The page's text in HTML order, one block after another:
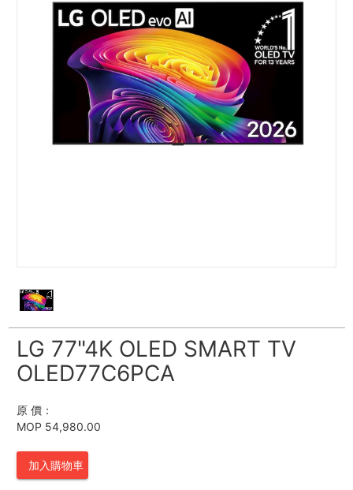
LG 77"4K OLED SMART TV
OLED77C6PCA
原 價：
MOP 54,980.00
加入購物車